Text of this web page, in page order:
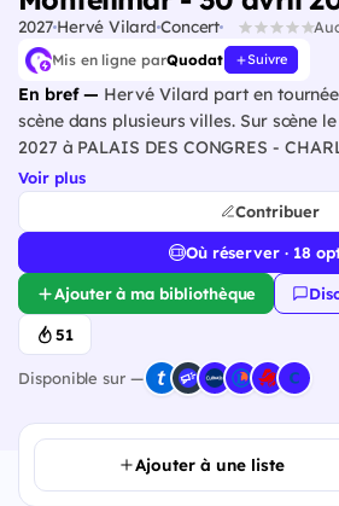
2027Hervé Vilard Concert
Mis en ligne parQuodat Suivre
En bref — Hervé Vilard part en
scène dans plusieurs villes. Sur scène
2027 à PALAIS DES CONGRES -
(Montelimar).
Voir plus
Contribuer
Où réserver · 18
Ajouter à ma bibliothèque
51
Disponible sur —
Ajouter à une liste